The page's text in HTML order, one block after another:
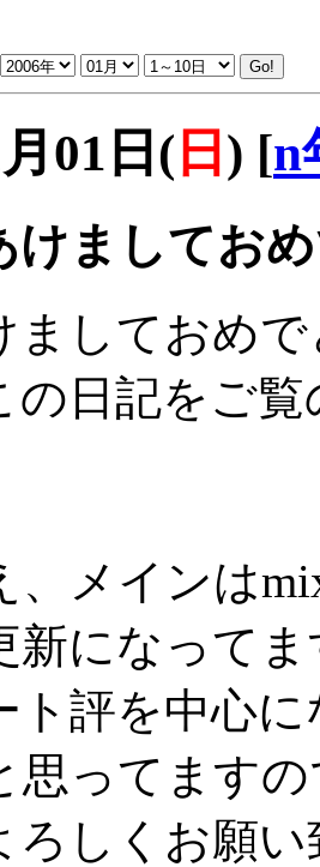
01日( 日 ) [n
けましてお
ましておめ
の日記をご
、メインは
新になって
ト評を中心
思ってます
ろしくお願